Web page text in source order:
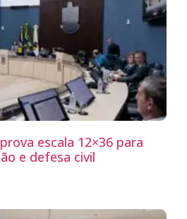
escala 12×36 para
e defesa civil